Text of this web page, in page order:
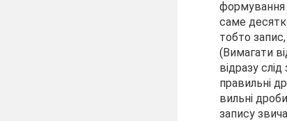
формування
саме
тобто
(Вимагати
відразу
правильні
вильні
запису